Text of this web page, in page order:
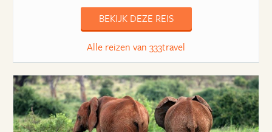
BEKIJK DEZE REIS
Alle reizen van 333travel